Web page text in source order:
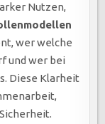
Nutzen,
wer welche
und wer bei
Diese Klarheit